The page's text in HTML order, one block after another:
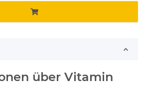
über Vitamin